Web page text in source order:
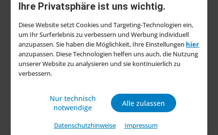
Ihre Privatsphäre ist uns wichtig.
Diese Website setzt Cookies und Targeting-Technologien ein,
um Ihr Surferlebnis zu verbessern und Werbung individuell
anzupassen. Sie haben die Möglichkeit, Ihre Einstellungen hier
anzupassen. Diese Technologien helfen uns auch, die Nutzung
unserer Website zu analysieren und sie kontinuierlich zu
verbessern.
Nur technisch
notwendige
Alle zulassen
Datenschutzhinweise Impressum
seiner langjährigen Funktion als
Geschäftsführer Finanzen und Business
Support bestens kennt.
„Mit der Berufung von Ines von Jagemann
und der Rückkehr von Sven Grobrügge
zukunftsfähig auf“, betont Robert
Grieshofer, Vorsitzender des Aufsichtsrats.
„Die erweiterte Geschäftsführung vereint